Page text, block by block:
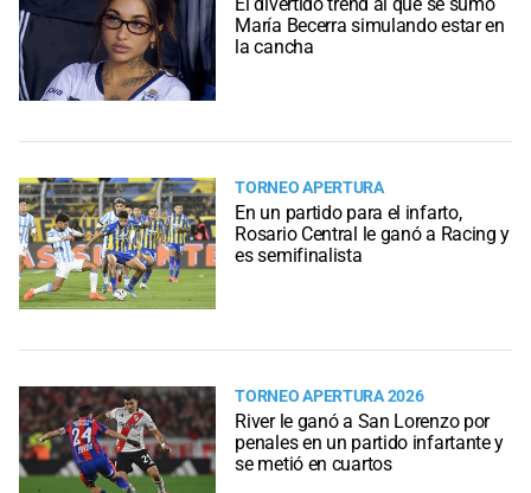
María Becerra simulando estar en
la cancha
TORNEO APERTURA
En un partido para el infarto,
Rosario Central le ganó a Racing y
es semifinalista
TORNEO APERTURA 2026
River le ganó a San Lorenzo por
penales en un partido infartante y
se metió en cuartos